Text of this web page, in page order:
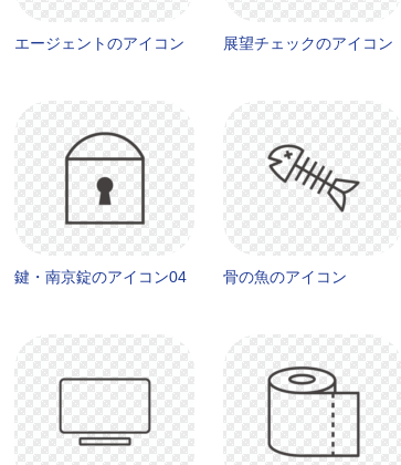
エージェントのアイコン 展望チェックのアイコン
鍵・南京錠のアイコン04 骨の魚のアイコン